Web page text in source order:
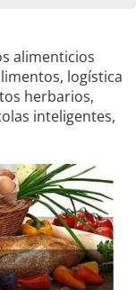
alimenticios
logística
herbarios,
inteligentes,